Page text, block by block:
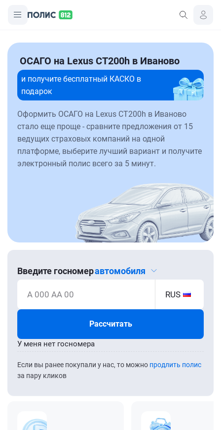
ОСАГО на Lexus CT200h в Иваново
и получите бесплатный КАСКО в
подарок
Оформить ОСАГО на Lexus CT200h в Иваново
стало еще проще - сравните предложения от 15
ведущих страховых компаний на одной
платформе, выберите лучший вариант и получите
электронный полис всего за 5 минут.
Введите госномеравтомобиля
А 000 АА 00 RUS
Рассчитать
Если вы ранее покупали у нас, то можно продлить полис
за пару кликов
У меня нет госномера